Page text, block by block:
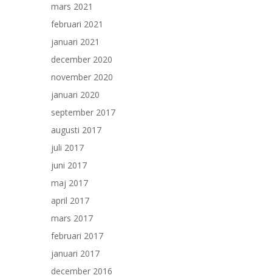
mars 2021
februari 2021
januari 2021
december 2020
november 2020
januari 2020
september 2017
augusti 2017
juli 2017
juni 2017
maj 2017
april 2017
mars 2017
februari 2017
januari 2017
december 2016